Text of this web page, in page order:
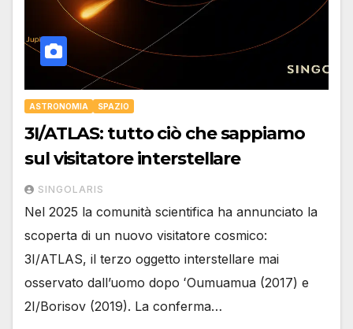
ASTRONOMIA SPAZIO
3I/ATLAS: tutto ciò che sappiamo
sul visitatore interstellare
SINGOLARIS
Nel 2025 la comunità scientifica ha annunciato la
scoperta di un nuovo visitatore cosmico:
3I/ATLAS, il terzo oggetto interstellare mai
osservato dall’uomo dopo ʻOumuamua (2017) e
2I/Borisov (2019). La conferma…